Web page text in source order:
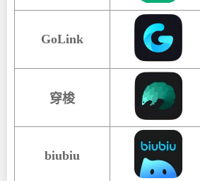
GoLink
穿梭
biubiu